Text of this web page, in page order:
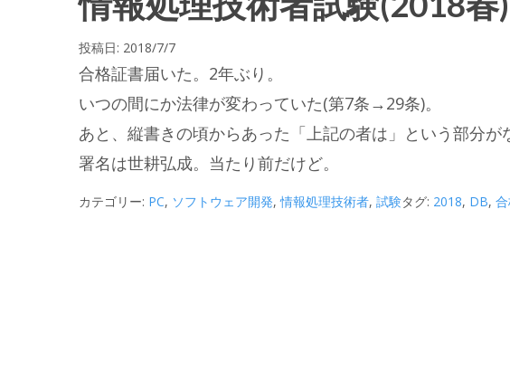
投稿日: 2018/7/7
合格証書届いた。2年ぶり。
いつの間にか法律が変わっていた(第7条→29条)。
あと、縦書きの頃からあった「上記の者は」という部分
署名は世耕弘成。当たり前だけど。
カテゴリー: PC, ソフトウェア開発,情報処理技術者, 試験タグ: 2018, DB,